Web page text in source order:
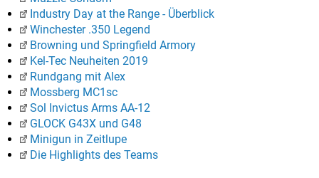
Industry Day at the Range - Überblick
Winchester .350 Legend
Browning und Springfield Armory
Kel-Tec Neuheiten 2019
Rundgang mit Alex
Mossberg MC1sc
Sol Invictus Arms AA-12
GLOCK G43X und G48
Minigun in Zeitlupe
Die Highlights des Teams